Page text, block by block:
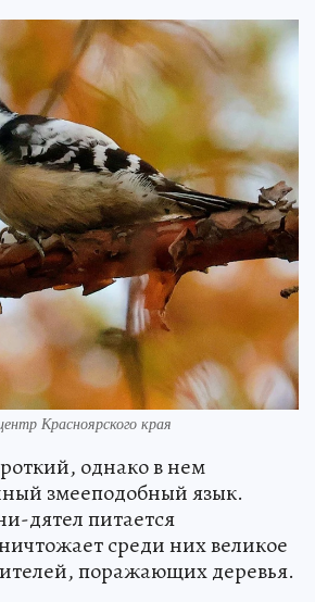
Красноярского края
однако в нем
змееподобный язык.
дятел питается
среди них великое
поражающих деревья.